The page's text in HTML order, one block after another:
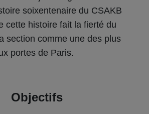
soixentenaire du CSAKB
cette histoire fait la fierté du
section comme une des plus
portes de Paris.
Objectifs